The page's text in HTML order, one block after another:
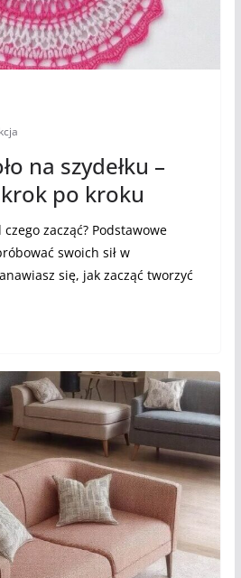
na szydełku –
po kroku
czego zacząć? Podstawowe
swoich sił w
się, jak zacząć tworzyć